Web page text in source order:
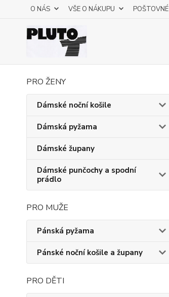
O NÁS VŠE O NÁKUPU POŠTOVNÉ
PRO ŽENY
Dámské noční košile
Dámská pyžama
Dámské župany
Dámské punčochy a spodní
prádlo
PRO MUŽE
Pánská pyžama
Pánské noční košile a župany
PRO DĚTI